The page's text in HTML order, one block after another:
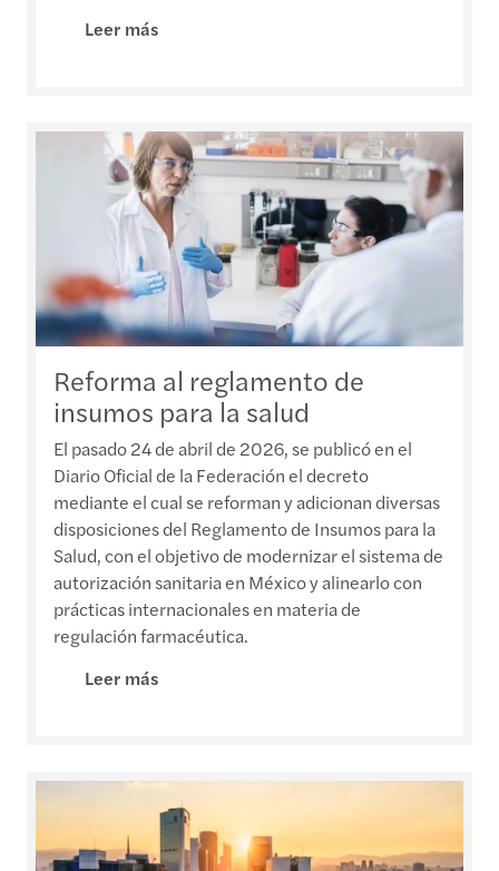
Leer más
Reforma al reglamento de
insumos para la salud
El pasado 24 de abril de 2026, se publicó en el
Diario Oficial de la Federación el decreto
mediante el cual se reforman y adicionan diversas
disposiciones del Reglamento de Insumos para la
Salud, con el objetivo de modernizar el sistema de
autorización sanitaria en México y alinearlo con
prácticas internacionales en materia de
regulación farmacéutica.
Leer más